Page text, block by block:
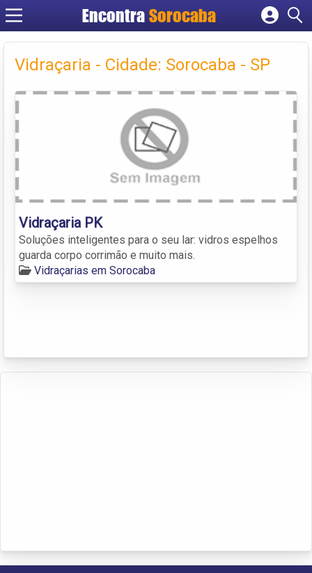
EncontraSorocaba
Cadastrar empresa
Criar conta
Vidraçaria - Cidade: Sorocaba - SP
Vidraçaria PK
Soluções inteligentes para o seu lar: vidros espelhos
guarda corpo corrimão e muito mais.
Vidraçarias em Sorocaba